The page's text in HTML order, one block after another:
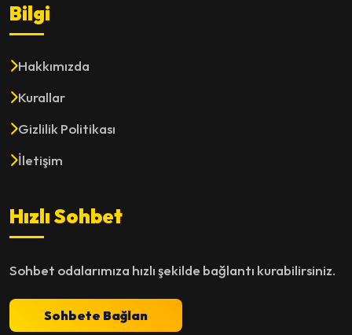
Bilgi
Hakkımızda
Kurallar
Gizlilik Politikası
İletişim
Hızlı Sohbet
Sohbet odalarımıza hızlı şekilde bağlantı kurabilirsiniz.
Sohbete Bağlan